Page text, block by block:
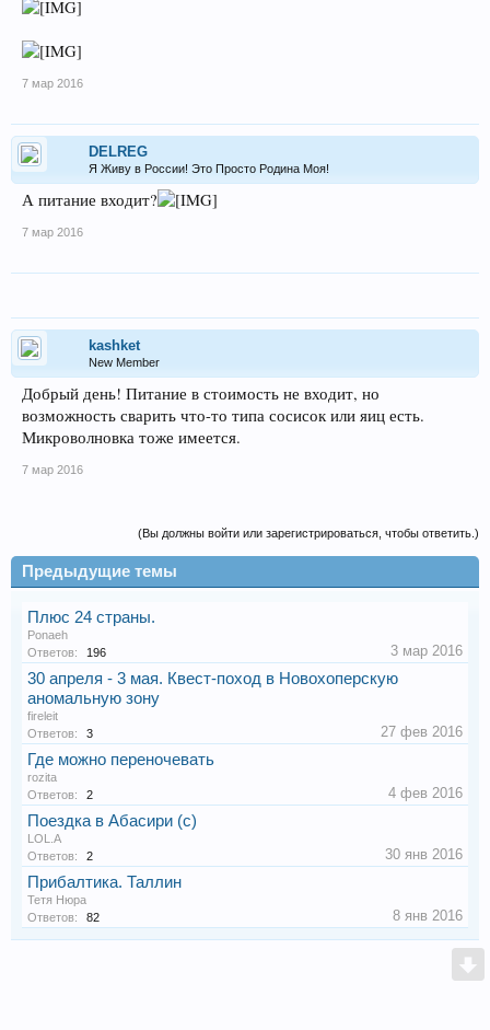
7 мар 2016
DELREG
Я Живу в России! Это Просто Родина Моя!
А питание входит?
7 мар 2016
kashket
New Member
Добрый день! Питание в стоимость не входит, но
возможность сварить что-то типа сосисок или яиц есть.
Микроволновка тоже имеется.
7 мар 2016
(Вы должны войти или зарегистрироваться, чтобы ответить.)
Предыдущие темы
Плюс 24 страны.
Ponaeh
Ответов:
196 3 мар 2016
30 апреля - 3 мая. Квест-поход в Новохоперскую
аномальную зону
fireleit
Ответов:
3 27 фев 2016
Где можно переночевать
rozita
Ответов:
2 4 фев 2016
Поездка в Абасири (с)
LOL.A
Ответов:
2 30 янв 2016
Прибалтика. Таллин
Тетя Нюра
Ответов:
82 8 янв 2016